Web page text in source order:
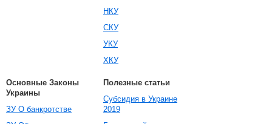
НКУ
СКУ
УКУ
ХКУ
Основные Законы
Украины
ЗУ О банкротстве
Полезные статьи
Субсидия в Украине
2019